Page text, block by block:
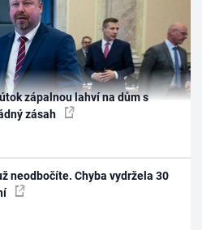
zápalnou lahví na dům s
zásah
neodbočíte. Chyba vydržela 30